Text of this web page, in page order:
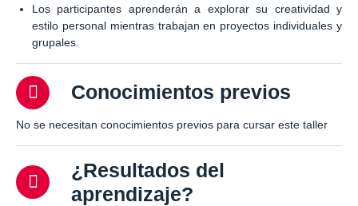
Los participantes aprenderán a explorar su creatividad y
estilo personal mientras trabajan en proyectos individuales y
grupales.
Conocimientos previos
No se necesitan conocimientos previos para cursar este taller
¿Resultados del
aprendizaje?